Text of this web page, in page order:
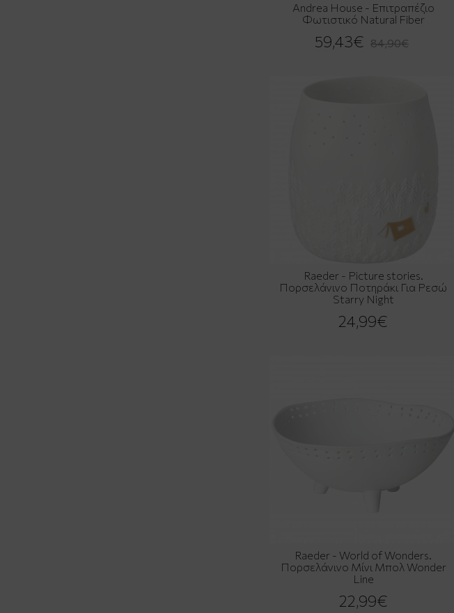
Andrea House - Επιτραπέζιο
Φωτιστικό Natural Fiber
59,43€ 84,90€
Raeder - Picture stories.
Πορσελάνινο Ποτηράκι Για Ρεσώ
Starry Night
24,99€
Raeder - World of Wonders.
Πορσελάνινο Μίνι Μπολ Wonder
Line
22,99€